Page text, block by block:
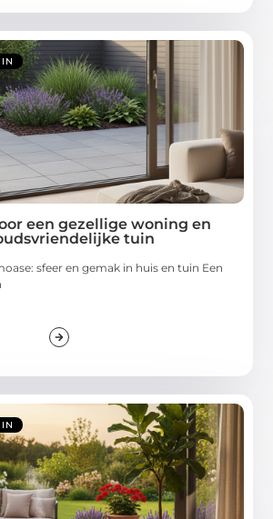
een gezellige woning en
tuin
sfeer en gemak in huis en tuin Een